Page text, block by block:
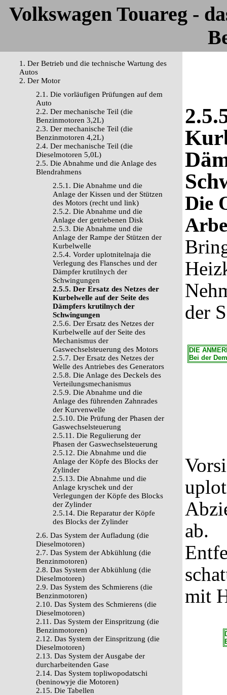
Volkswagen Touareg -
1. Der Betrieb und die technische Wartung des
Autos
2. Der Motor
2.1. Die vorläufigen Prüfungen auf dem
Auto
2.2. Der mechanische Teil (die
Benzinmotoren 3,2L)
2.3. Der mechanische Teil (die
Benzinmotoren 4,2L)
2.4. Der mechanische Teil (die
Dieselmotoren 5,0L)
2.5. Die Abnahme und die Anlage des
Blendrahmens
2.5.1. Die Abnahme und die
Anlage der Kissen und der Stützen
des Motors (recht und link)
2.5.2. Die Abnahme und die
Anlage der getriebenen Disk
2.5.3. Die Abnahme und die
Anlage der Rampe der Stützen der
Kurbelwelle
2.5.4. Vorder uplotnitelnaja die
Verlegung des Flansches und der
Dämpfer krutilnych der
Schwingungen
2.5.5. Der Ersatz des Netzes der
Kurbelwelle auf der Seite des
Dämpfers krutilnych der
Schwingungen
2.5.6. Der Ersatz des Netzes der
Kurbelwelle auf der Seite des
Mechanismus der
Gaswechselsteuerung des Motors
2.5.7. Der Ersatz des Netzes der
Welle des Antriebes des Generators
2.5.8. Die Anlage des Deckels des
Verteilungsmechanismus
2.5.9. Die Abnahme und die
Anlage des führenden Zahnrades
der Kurvenwelle
2.5.10. Die Prüfung der Phasen der
Gaswechselsteuerung
2.5.11. Die Regulierung der
Phasen der Gaswechselsteuerung
2.5.12. Die Abnahme und die
Anlage der Köpfe des Blocks der
Zylinder
2.5.13. Die Abnahme und die
Anlage kryschek und der
Verlegungen der Köpfe des Blocks
der Zylinder
2.5.14. Die Reparatur der Köpfe
des Blocks der Zylinder
2.6. Das System der Aufladung (die
Dieselmotoren)
2.7. Das System der Abkühlung (die
Benzinmotoren)
2.8. Das System der Abkühlung (die
Dieselmotoren)
2.9. Das System des Schmierens (die
Benzinmotoren)
2.10. Das System des Schmierens (die
Dieselmotoren)
2.11. Das System der Einspritzung (die
Benzinmotoren)
2.12. Das System der Einspritzung (die
Dieselmotoren)
2.13. Das System der Ausgabe der
durcharbeitenden Gase
2.14. Das System topliwopodatschi
(beninowyje die Motoren)
2.15. Die Tabellen
Die
der
DIE
Bei der
ab.
mit